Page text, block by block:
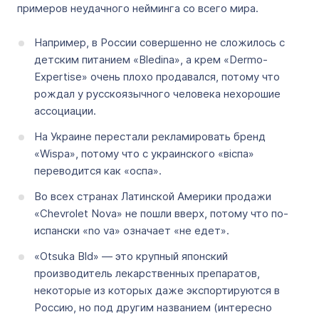
примеров неудачного нейминга со всего мира.
Например, в России совершенно не сложилось с
детским питанием «Bledina», а крем «Dermo-
Expertise» очень плохо продавался, потому что
рождал у русскоязычного человека нехорошие
ассоциации.
На Украине перестали рекламировать бренд
«Wispa», потому что с украинского «вiспа»
переводится как «оспа».
Во всех странах Латинской Америки продажи
«Chevrolet Nova» не пошли вверх, потому что по-
испански «no va» означает «не едет».
«Otsuka Bld» — это крупный японский
производитель лекарственных препаратов,
некоторые из которых даже экспортируются в
Россию, но под другим названием (интересно